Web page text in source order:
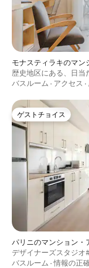
モナスティラキのマン
歴史地区にある、日当
ト
バスルーム · アクセス ·
ゲストチョイス
ゲストチョイス
パリニのマンション・
デザイナーズスタジオ
バスルーム ·情報の正